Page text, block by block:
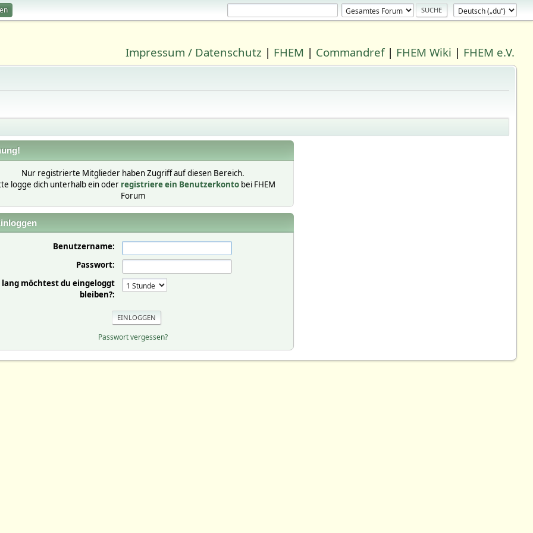
Impressum / Datenschutz | FHEM | Commandref| FHEM Wiki | FHEM e.V.
Nur registrierte Mitglieder haben Zugriff auf diesen Bereich.
logge dich unterhalb ein oder registriere ein Benutzerkontobei FHEM
Forum
Benutzername:
Passwort:
lang möchtest du eingeloggt
bleiben?:
Passwort vergessen?